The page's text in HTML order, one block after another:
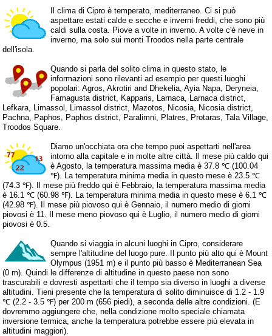
Il clima di Cipro è temperato, mediterraneo. Ci si può
aspettare estati calde e secche e inverni freddi, che sono più
caldi sulla costa. Piove a volte in inverno. A volte c'è neve in
inverno, ma solo sui monti Troodos nella parte centrale
dell'isola.
Quando si parla del solito clima in questo stato, le
informazioni sono rilevanti ad esempio per questi luoghi
popolari: Agros, Akrotiri and Dhekelia, Ayia Napa, Deryneia,
Famagusta district, Kapparis, Larnaca, Larnaca district,
Lefkara, Limassol, Limassol district, Mazotos, Nicosia, Nicosia district,
Pachna, Paphos, Paphos district, Paralimni, Platres, Protaras, Tala Village,
Troodos Square.
Diamo un'occhiata ora che tempo puoi aspettarti nell'area
intorno alla capitale e in molte altre città. Il mese più caldo qui
è Agosto, la temperatura massima media è 37.8 ℃ (100.04
℉). La temperatura minima media in questo mese è 23.5 ℃
(74.3 ℉). Il mese più freddo qui è Febbraio, la temperatura massima media
è 16.1 ℃ (60.98 ℉). La temperatura minima media in questo mese è 6.1 ℃
(42.98 ℉). Il mese più piovoso qui è Gennaio, il numero medio di giorni
piovosi è 11. Il mese meno piovoso qui è Luglio, il numero medio di giorni
piovosi è 0.5.
Quando si viaggia in alcuni luoghi in Cipro, considerare
sempre l'altitudine del luogo pure. Il punto più alto qui è Mount
Olympus (1951 m) e il punto più basso è Mediterranean Sea
(0 m). Quindi le differenze di altitudine in questo paese non sono
trascurabili e dovresti aspettarti che il tempo sia diverso in luoghi a diverse
altitudini. Tieni presente che la temperatura di solito diminuisce di 1.2 - 1.9
℃ (2.2 - 3.5 ℉) per 200 m (656 piedi), a seconda delle altre condizioni. (E
dovremmo aggiungere che, nella condizione molto speciale chiamata
inversione termica, anche la temperatura potrebbe essere più elevata in
altitudini maggiori).